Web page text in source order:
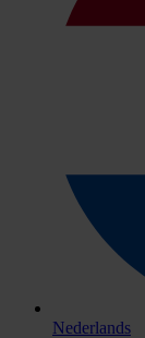
Nederlands